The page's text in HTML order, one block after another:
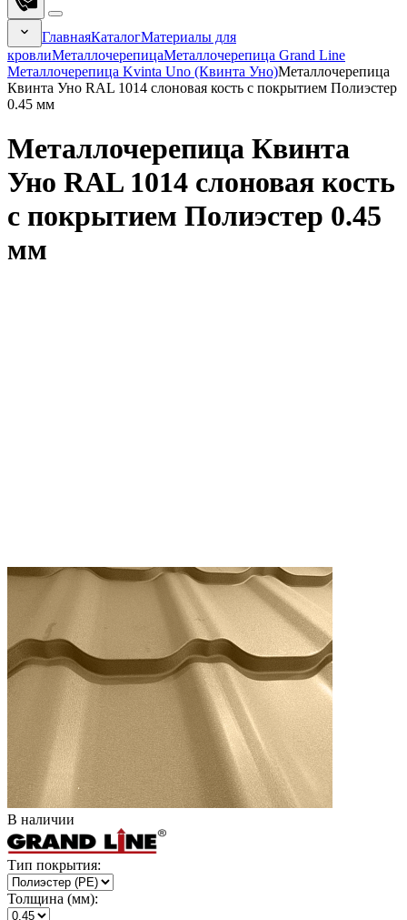
ГлавнаяКаталогМатериалы для
кровлиМеталлочерепицаМеталлочерепица Grand Line
Металлочерепица Kvinta Uno (Квинта Уно)Металлочерепица
Квинта Уно RAL 1014 слоновая кость с покрытием Полиэстер
0.45 мм
Металлочерепица Квинта
Уно RAL 1014 слоновая кость
с покрытием Полиэстер 0.45
мм
В наличии
Тип покрытия:
Толщина (мм):